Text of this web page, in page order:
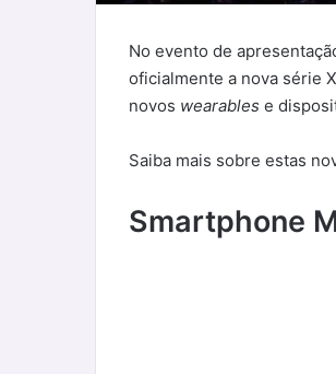
No evento de
oficialmente a nova série
novos wearables e
Saiba mais sobre estas
Smartphone